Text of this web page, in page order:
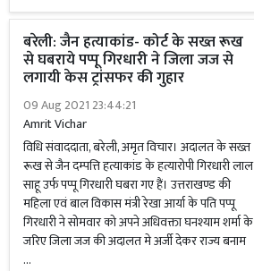
बरेली: जैन हत्याकांड- कोर्ट के सख्त रूख
से घबराये पप्पू गिरधारी ने जिला जज से
लगायी केस ट्रांसफर की गुहार
09 Aug 2021 23:44:21
Amrit Vichar
विधि संवाददाता, बरेली, अमृत विचार। अदालत के सख्त
रूख से जैन दम्पत्ति हत्याकांड के हत्यारोपी गिरधारी लाल
साहू उर्फ पप्पू गिरधारी घबरा गए हैं। उत्तराखण्ड की
महिला एवं बाल विकास मंत्री रेखा आर्या के पति पप्पू
गिरधारी ने सोमवार को अपने अधिवक्ता घनश्याम शर्मा के
जरिए जिला जज की अदालत मे अर्जी देकर राज्य बनाम
…